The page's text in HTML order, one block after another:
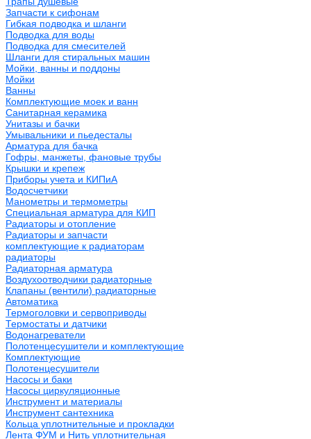
Запчасти к сифонам
Гибкая подводка и шланги
Подводка для воды
Подводка для смесителей
Шланги для стиральных машин
Мойки, ванны и поддоны
Мойки
Ванны
Комплектующие моек и ванн
Санитарная керамика
Унитазы и бачки
Умывальники и пьедесталы
Арматура для бачка
Гофры, манжеты, фановые трубы
Крышки и крепеж
Приборы учета и КИПиА
Водосчетчики
Манометры и термометры
Специальная арматура для КИП
Радиаторы и отопление
Радиаторы и запчасти
комплектующие к радиаторам
радиаторы
Радиаторная арматура
Воздухоотводчики радиаторные
Клапаны (вентили) радиаторные
Автоматика
Термоголовки и сервоприводы
Термостаты и датчики
Водонагреватели
Полотенцесушители и комплектующие
Комплектующие
Полотенцесушители
Насосы и баки
Насосы циркуляционные
Инструмент и материалы
Инструмент сантехника
Кольца уплотнительные и прокладки
Лента ФУМ и Нить уплотнительная